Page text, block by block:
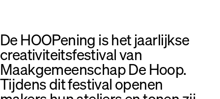
De HOOPening is het jaarlijkse
creativiteitsfestival van
Maakgemeenschap De Hoop.
Tijdens dit festival openen